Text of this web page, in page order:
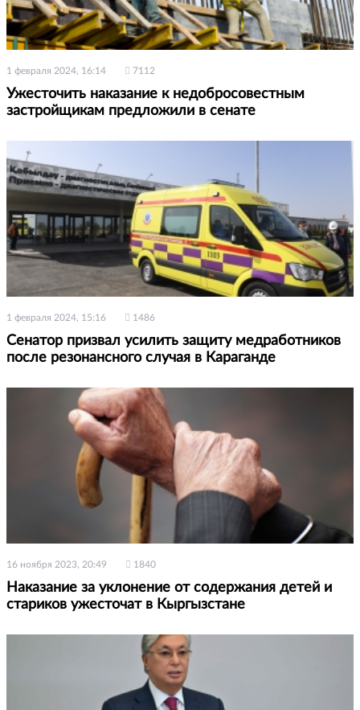
1 февраля 2024, 16:14 7112
Ужесточить наказание к недобросовестным
застройщикам предложили в сенате
1 февраля 2024, 15:16 1486
Сенатор призвал усилить защиту медработников
после резонансного случая в Караганде
16 ноября 2023, 20:49 1840
Наказание за уклонение от содержания детей и
стариков ужесточат в Кыргызстане